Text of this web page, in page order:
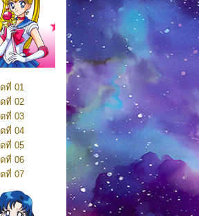
10
11
12
13
14
23
01
ที่ 01
ที่ 02
ที่ 03
ที่ 04
ที่ 05
ที่ 06
ที่ 07
ที่ 08
ที่ 09